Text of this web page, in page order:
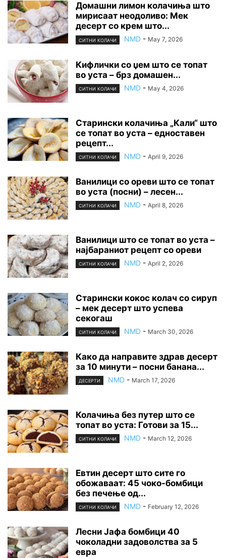
Домашни лимон колачиња што
мирисаат неодоливо: Мек
десерт со крем што...
СИТНИ КОЛАЧИ NMD - May 7, 2026
Кифлички со џем што се топат
во уста – брз домашен...
СИТНИ КОЛАЧИ NMD - May 4, 2026
Старински колачиња „Кали“ што
се топат во уста – едноставен
рецепт...
СИТНИ КОЛАЧИ NMD - April 9, 2026
Ванилици со ореви што се топат
во уста (посни) – лесен...
СИТНИ КОЛАЧИ NMD - April 8, 2026
Ванилици што се топат во уста –
најбараниот рецепт со ореви
СИТНИ КОЛАЧИ NMD - April 2, 2026
Старински кокос колач со сируп
– мек десерт што успева
секогаш
СИТНИ КОЛАЧИ NMD - March 30, 2026
Како да направите здрав десерт
за 10 минути – посни банана...
ДЕСЕРТИ NMD - March 17, 2026
Колачиња без путер што се
топат во уста: Готови за 15...
СИТНИ КОЛАЧИ NMD - March 12, 2026
Евтин десерт што сите го
обожаваат: 45 чоко-бомбици
без печење од...
СИТНИ КОЛАЧИ NMD - February 12, 2026
Лесни Јафа бомбици 40
чоколадни задоволства за 5
евра